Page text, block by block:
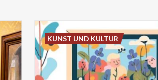
KUNST UND KULTUR